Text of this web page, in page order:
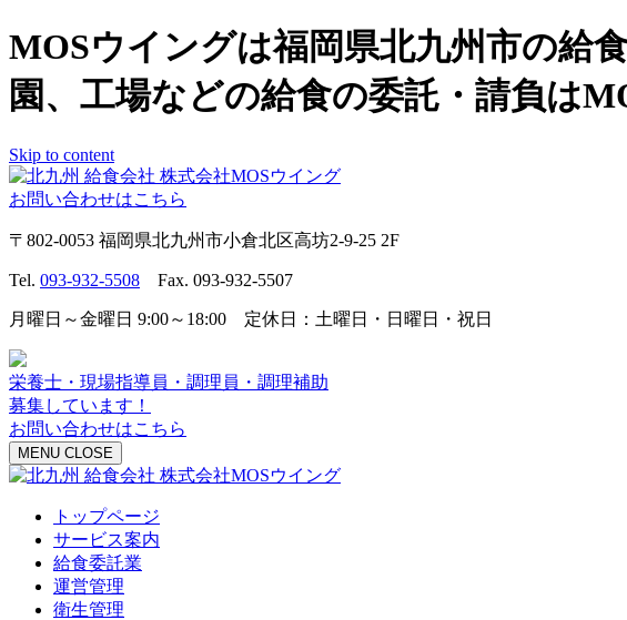
MOSウイングは福岡県北九州市の給
園、工場などの給食の委託・請負は
Skip to content
お問い合わせはこちら
〒802-0053 福岡県北九州市小倉北区高坊2-9-25 2F
Tel. 093-932-5508 Fax. 093-932-5507
月曜日～金曜日 9:00～18:00 定休日：土曜日・日曜日・祝日
栄養士・現場指導員・調理員・調理補助
募集しています！
お問い合わせはこちら
MENU CLOSE
トップページ
サービス案内
給食委託業
運営管理
衛生管理